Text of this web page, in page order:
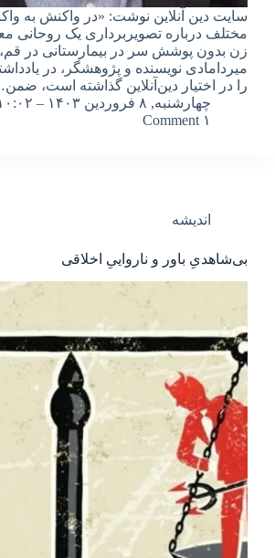
سایت دین آنلاین نوشت: «در واکنش به
مختلف درباره تصویربرداری یک روحانی
زن بدون پوشش سر در بیمارستانی در قم،
میردامادی نویسنده و پژوهشگر، در
را در اختیار دین‌آنلاین گذاشته است،
چهارشنبه, ۸ فروردین ۱۴۰۳ – ۱۰:۰۲
۱ Comment
اندیشه
بی‌شاهدیِ باور و نارواییِ اخلاقی